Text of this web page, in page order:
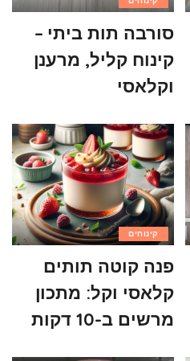
סורבה תות ביתי –
קינוח קליל, מרענן
וקלאסי
קינוחים
פנה קוטה תותים
קלאסי וקל: מתכון
מרשים ב-10 דקות